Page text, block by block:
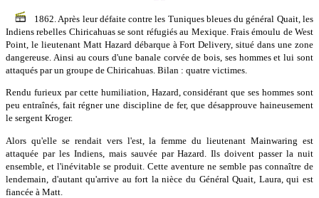
1862. Après leur défaite contre les Tuniques bleues du général Quait, les
Indiens rebelles Chiricahuas se sont réfugiés au Mexique. Frais émoulu de West
Point, le lieutenant Matt Hazard débarque à Fort Delivery, situé dans une zone
dangereuse. Ainsi au cours d'une banale corvée de bois, ses hommes et lui sont
attaqués par un groupe de Chiricahuas. Bilan : quatre victimes.
Rendu furieux par cette humiliation, Hazard, considérant que ses hommes sont
peu entraînés, fait régner une discipline de fer, que désapprouve haineusement
le sergent Kroger.
Alors qu'elle se rendait vers l'est, la femme du lieutenant Mainwaring est
attaquée par les Indiens, mais sauvée par Hazard. Ils doivent passer la nuit
ensemble, et l'inévitable se produit. Cette aventure ne semble pas connaître de
lendemain, d'autant qu'arrive au fort la nièce du Général Quait, Laura, qui est
fiancée à Matt.